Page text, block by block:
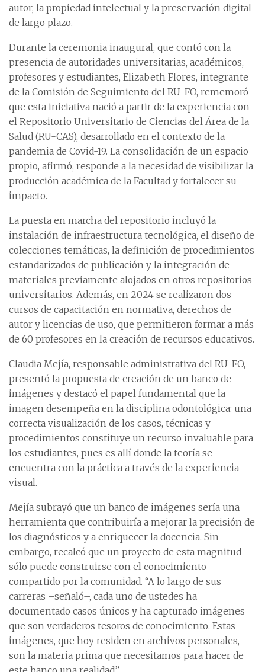
autor, la propiedad intelectual y la preservación digital
de largo plazo.
Durante la ceremonia inaugural, que contó con la
presencia de autoridades universitarias, académicos,
profesores y estudiantes, Elizabeth Flores, integrante
de la Comisión de Seguimiento del RU-FO, rememoró
que esta iniciativa nació a partir de la experiencia con
el Repositorio Universitario de Ciencias del Área de la
Salud (RU-CAS), desarrollado en el contexto de la
pandemia de Covid-19. La consolidación de un espacio
propio, afirmó, responde a la necesidad de visibilizar la
producción académica de la Facultad y fortalecer su
impacto.
La puesta en marcha del repositorio incluyó la
instalación de infraestructura tecnológica, el diseño de
colecciones temáticas, la definición de procedimientos
estandarizados de publicación y la integración de
materiales previamente alojados en otros repositorios
universitarios. Además, en 2024 se realizaron dos
cursos de capacitación en normativa, derechos de
autor y licencias de uso, que permitieron formar a más
de 60 profesores en la creación de recursos educativos.
Claudia Mejía, responsable administrativa del RU-FO,
presentó la propuesta de creación de un banco de
imágenes y destacó el papel fundamental que la
imagen desempeña en la disciplina odontológica: una
correcta visualización de los casos, técnicas y
procedimientos constituye un recurso invaluable para
los estudiantes, pues es allí donde la teoría se
encuentra con la práctica a través de la experiencia
visual.
Mejía subrayó que un banco de imágenes sería una
herramienta que contribuiría a mejorar la precisión de
los diagnósticos y a enriquecer la docencia. Sin
embargo, recalcó que un proyecto de esta magnitud
sólo puede construirse con el conocimiento
compartido por la comunidad. “A lo largo de sus
carreras –señaló–, cada uno de ustedes ha
documentado casos únicos y ha capturado imágenes
que son verdaderos tesoros de conocimiento. Estas
imágenes, que hoy residen en archivos personales,
son la materia prima que necesitamos para hacer de